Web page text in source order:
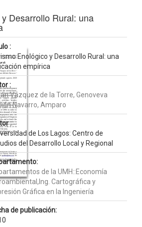
Desarrollo Rural: una
:
Enológico y Desarrollo Rural: una
empírica
:
Vázquez de la Torre, Genoveva
Navarro, Amparo
:
de Los Lagos: Centro de
del Desarrollo Local y Regional
de la UMH::Economía
Cartográfica y
Gráfica en la Ingeniería
de publicación: